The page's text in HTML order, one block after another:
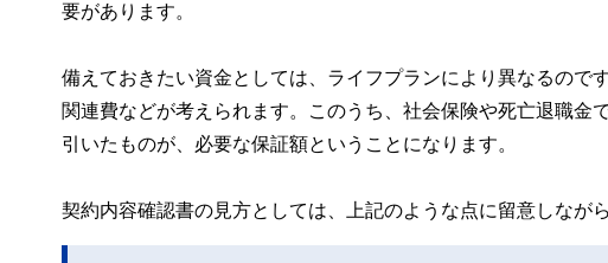
要があります。
備えておきたい資金としては、ライフプランにより異なるので
関連費などが考えられます。このうち、社会保険や死亡退職金
引いたものが、必要な保証額ということになります。
契約内容確認書の見方としては、上記のような点に留意しなが